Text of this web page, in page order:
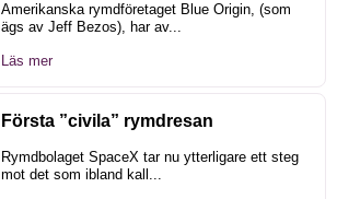
Amerikanska rymdföretaget Blue Origin, (som
ägs av Jeff Bezos), har av...
Läs mer
Första ”civila” rymdresan
Rymdbolaget SpaceX tar nu ytterligare ett steg
mot det som ibland kall...